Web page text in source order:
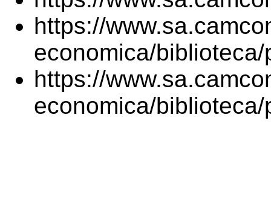
https://
economica/
https://
economica/